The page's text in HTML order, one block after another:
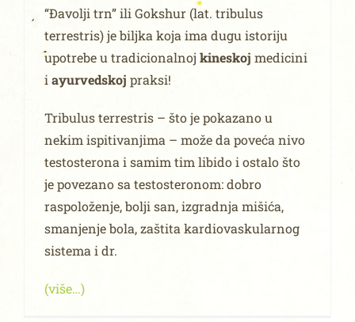
“Đavolji trn” ili Gokshur (lat. tribulus
terrestris) je biljka koja ima dugu istoriju
upotrebe u tradicionalnoj kineskoj medicini
i ayurvedskoj praksi!
Tribulus terrestris – što je pokazano u
nekim ispitivanjima – može da poveća nivo
testosterona i samim tim libido i ostalo što
je povezano sa testosteronom: dobro
raspoloženje, bolji san, izgradnja mišića,
smanjenje bola, zaštita kardiovaskularnog
sistema i dr.
(više…)